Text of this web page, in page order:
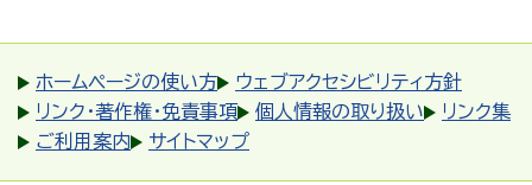
ホームページの使い方
ウェブアクセシビリティ方針
リンク・著作権・免責事項
個人情報の取り扱い
リンク集
ご利用案内
サイトマップ